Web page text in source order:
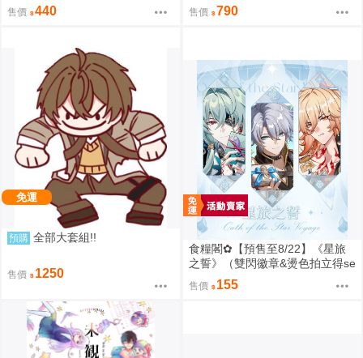
險 石之海 恩里克 普奇 0901
售價 440 本 総集編 (蔚藍檔案)
售價 790
免運
預購 全部大套組!!
售價 1250
食糧閣✿【預售至8/22】《星旅
之誓》（雙閃徽章&燙色拍立得se
t、壓克力色紙、乾花麻將、菱形
雙片吊飾）星穹鐵道／白厄／同
售價 155